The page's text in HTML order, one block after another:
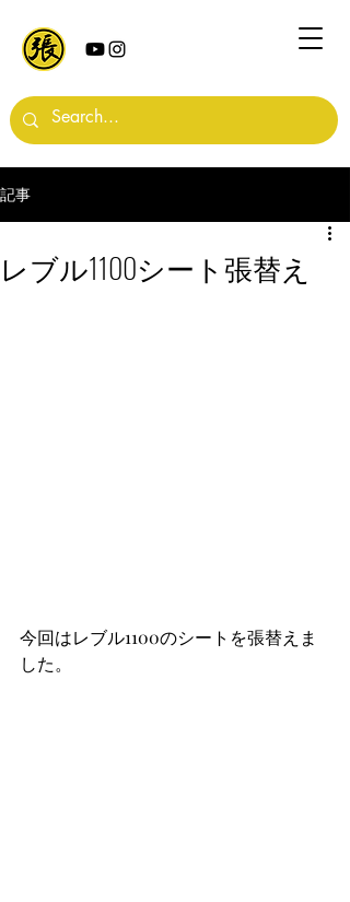
記事
レブル1100シート張替え
今回はレブル1100のシートを張替えま
した。